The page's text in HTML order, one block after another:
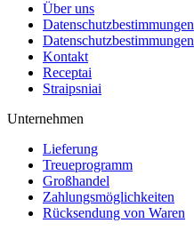
Über uns
Datenschutzbestimmungen
Datenschutzbestimmungen
Kontakt
Receptai
Straipsniai
Unternehmen
Lieferung
Treueprogramm
Großhandel
Zahlungsmöglichkeiten
Rücksendung von Waren